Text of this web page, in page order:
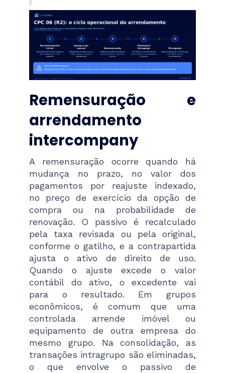
Remensuração e
arrendamento
intercompany
A remensuração ocorre quando há
mudança no prazo, no valor dos
pagamentos por reajuste indexado,
no preço de exercício da opção de
compra ou na probabilidade de
renovação. O passivo é recalculado
pela taxa revisada ou pela original,
conforme o gatilho, e a contrapartida
ajusta o ativo de direito de uso.
Quando o ajuste excede o valor
contábil do ativo, o excedente vai
para o resultado. Em grupos
econômicos, é comum que uma
controlada arrende imóvel ou
equipamento de outra empresa do
mesmo grupo. Na consolidação, as
transações intragrupo são eliminadas,
o que envolve o passivo de